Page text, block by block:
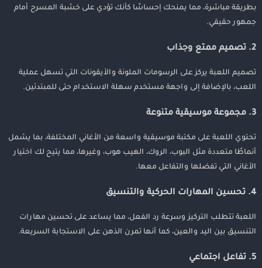
بطريقة مباشرة، مما يمنحك إحساسًا كأنك تؤدي على خشبة المسرح أمام
جمهور حقيقي.
2. تصميم ممتع وجذاب
تصميم اللعبة يركز على الرسومات الملونة والأيقونات التي تسهل عملية
اللعب، بالإضافة إلى واجهة مستخدم سهلة الاستخدام حتى للمبتدئين.
3. مجموعة موسيقية متنوعة
تحتوي اللعبة على مكتبة موسيقية واسعة من الأغاني المختلفة، بما يشمل
أنماطًا متعددة مثل البوب، الروك، الهيب هوب، وغيرها، مما يتيح لك اختيار
الأغاني التي تفضلها والتفاعل معها.
4. تحسين المهارات الحركية والتنسيق
اللعبة تتطلب التركيز وسرعة رد الفعل، مما يساعد على تحسين مهارات
التنسيق بين اليد والعين، كما أنها تمرن الذهن على الاستجابة السريعة.
5. تفاعل اجتماعي